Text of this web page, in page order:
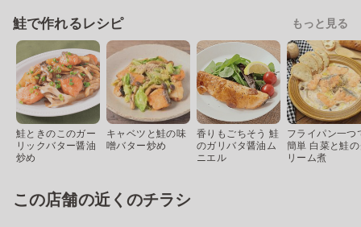
鮭で作れるレシピ もっと見る
鮭ときのこのガー
リックバター醤油
炒め
キャベツと鮭の味
噌バター炒め
香りもごちそう 鮭
のガリバタ醤油ム
ニエル
フライパン一つ
簡単 白菜と鮭
リーム煮
この店舗の近くのチラシ